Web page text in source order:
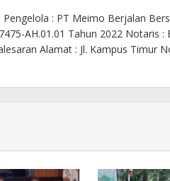
: PT Meimo Berjalan
AH.01.01 Tahun 2022 Notaris
Alamat : Jl. Kampus Timur